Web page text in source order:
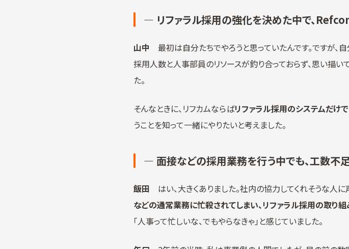
― リファラル採用の強化を決めた中で、
山中 最初は自分たちでやろうと思っていたんです。ですが、
採用人数と人事部員のリソースが釣り合っておらず、思い描
た。
そんなときに、リフカムならばリファラル採用のシステムだけ
うことを知って一緒にやりたいと考えました。
― 面接などの採用業務を行う中でも、工数不
飯田 はい、大きくありました。社内の協力してくれそうな人
などの通常業務に忙殺されてしまい、リファラル採用の取り
「人事って忙しいな、でもやらなきゃ」と感じていました。